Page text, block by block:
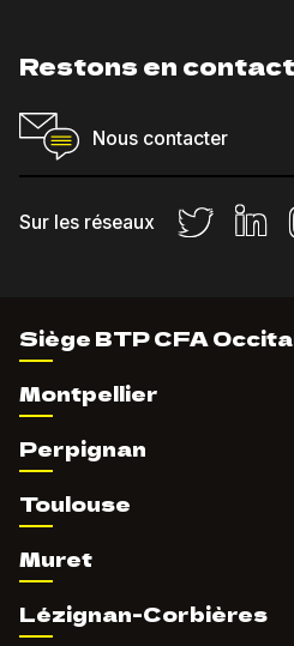
Restons en
Nous contacter
Sur les réseaux
Siège BTP CFA
Montpellier
Perpignan
Toulouse
Muret
Lézignan-Corbières